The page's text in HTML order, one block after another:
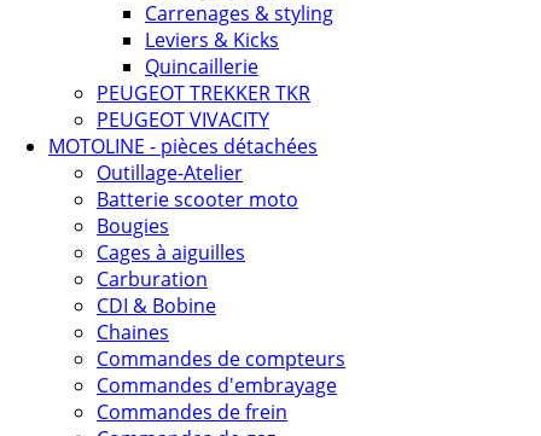
Carrenages & styling
Leviers & Kicks
Quincaillerie
PEUGEOT TREKKER TKR
PEUGEOT VIVACITY
MOTOLINE - pièces détachées
Outillage-Atelier
Batterie scooter moto
Bougies
Cages à aiguilles
Carburation
CDI & Bobine
Chaines
Commandes de compteurs
Commandes d'embrayage
Commandes de frein